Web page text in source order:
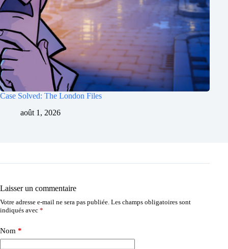
Case Solved: The London Files
août 1, 2026
Laisser un commentaire
Votre adresse e-mail ne sera pas publiée. Les champs obligatoires sont
indiqués avec *
Nom *